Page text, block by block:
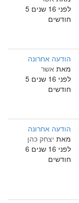
לפני 16 שנים 5
חודשים
הודעה אחרונה
מאת אשר
לפני 16 שנים 5
חודשים
הודעה אחרונה
מאת יצחק כהן
לפני 16 שנים 6
חודשים